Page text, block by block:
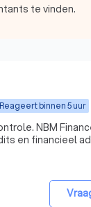
te vinden.
Reageert binnen 5 uur
NBM
en financieel